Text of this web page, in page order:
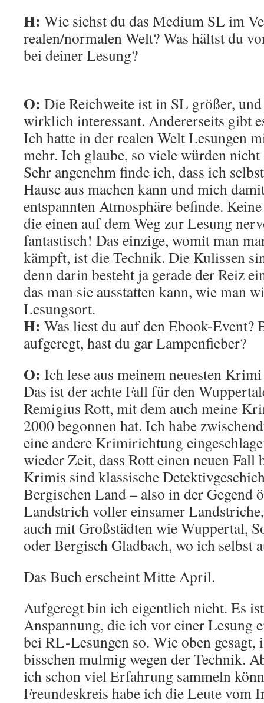
H: Wie siehst du das Medium SL im
realen/normalen Welt? Was hältst du
bei deiner Lesung?
O: Die Reichweite ist in SL größer, und
wirklich interessant. Andererseits gibt
Ich hatte in der realen Welt Lesungen
mehr. Ich glaube, so viele würden
Sehr angenehm finde ich, dass ich
Hause aus machen kann und mich
entspannten Atmosphäre befinde.
die einen auf dem Weg zur Lesung
fantastisch! Das einzige, womit man
kämpft, ist die Technik. Die Kulissen
denn darin besteht ja gerade der Reiz
das man sie ausstatten kann, wie man
Lesungsort.
H: Was liest du auf den Ebook-Event?
aufgeregt, hast du gar Lampenfieber?
O: Ich lese aus meinem neuesten
Das ist der achte Fall für den
Remigius Rott, mit dem auch meine
2000 begonnen hat. Ich habe
eine andere Krimirichtung
wieder Zeit, dass Rott einen neuen Fall
Krimis sind klassische
Bergischen Land – also in der Gegend
Landstrich voller einsamer
auch mit Großstädten wie Wuppertal,
oder Bergisch Gladbach, wo ich selbst
Das Buch erscheint Mitte April.
Aufgeregt bin ich eigentlich nicht. Es
Anspannung, die ich vor einer Lesung
bei RL-Lesungen so. Wie oben gesagt,
bisschen mulmig wegen der Technik.
ich schon viel Erfahrung sammeln
Freundeskreis habe ich die Leute vom